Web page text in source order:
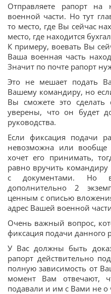
Отправляете рапорт на
военной части. Но тут
то место, где Вы сейчас
место, где находится
К примеру, воевать Вы
Ваша военная часть
Значит по почте рапорт
Это не мешает подать
Вашему командиру, но
Вы сможете это
уверены, что он будет
руководства.
Если фиксация подачи
невозможна или
хочет его принимать,
равно вручить командиру
с документами. Но
дополнительно 2
ценным с описью
адрес Вашей военной
Очень важный вопрос,
фиксация подачи данного
У Вас должны быть
рапорт действительно
полную зависимость от
момент Вам отвечают,
подавали и им с Вами не о